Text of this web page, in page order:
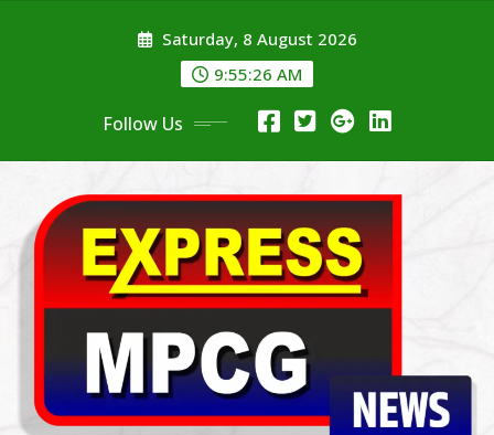
Saturday, 8 August 2026
9:55:27 AM
Follow Us